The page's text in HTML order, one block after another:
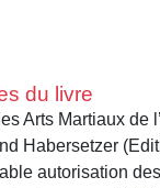
du livre
Arts Martiaux de
Habersetzer
autorisation